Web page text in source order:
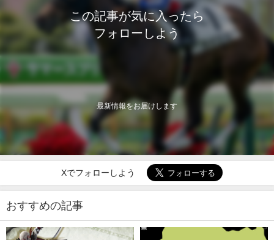
この記事が気に入ったら
フォローしよう
最新情報をお届けします
Xでフォローしよう
おすすめの記事